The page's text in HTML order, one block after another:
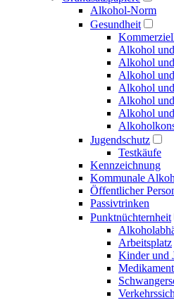
Alkohol-Norm
Gesundheit
Alkohol
Alkohol
Alkohol
Alkohol
Alkohol
Alkohol
Jugendschutz
Testkäufe
Kennzeichnung
Kommunale
Öffentlicher
Passivtrinken
Punkt­nüchternheit
Arbeitsplatz
Kinder und